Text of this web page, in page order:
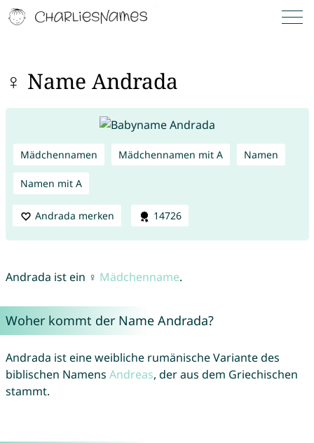
♀ Name Andrada
Mädchennamen Mädchennamen mit A Namen
Namen mit A
Andrada merken 14726
Andrada ist ein ♀ Mädchenname.
Woher kommt der Name Andrada?
Andrada ist eine weibliche rumänische Variante des
biblischen Namens Andreas, der aus dem Griechischen
stammt.